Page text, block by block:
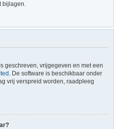
bijlagen.
geschreven, vrijgegeven en met een
. De software is beschikbaar onder
vrij verspreid worden, raadpleeg